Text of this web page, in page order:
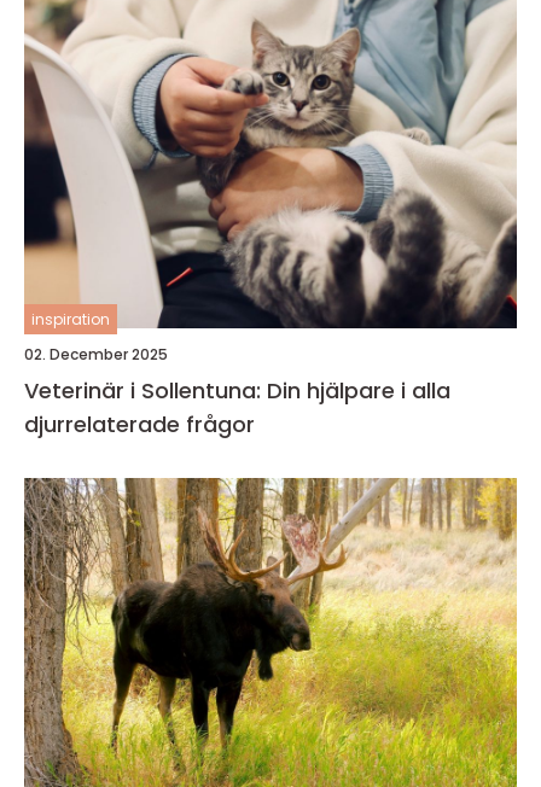
inspiration
02. December 2025
Veterinär i Sollentuna: Din hjälpare i alla
djurrelaterade frågor